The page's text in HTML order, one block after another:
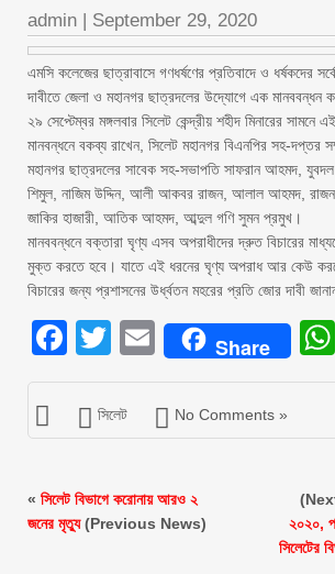
admin | September 29, 2020
এমসি কলেজের ছাত্রাবাসে গণধর্ষণের প্রতিবাদে ও ধর্ষকদের
দাবীতে জেলা ও মহানগর ছাত্রদলের উদ্যোগে এক মানববন্ধন
২৯ সেপ্টেম্বর মঙ্গলবার সিলেট কেন্দ্রীয় শহীদ মিনারের সামনে
মানবন্ধনে বকব্য রাখেন, সিলেট মহানগর বিএনপির সহ-দপ্তর
মহানগর ছাত্রদলের সাবেক সহ-সভাপতি সাফরান আহমদ, যুবদল
শিমুল, নাজিম উদ্দিন, আলী আকবর রাজন, আলাল আহমদ,
জাকির হাজারী, আতিক আহমদ, আব্দুল গণি সুমন প্রমুখ।
মানববন্ধনে বক্তারা ঘৃণ্য এসব অপরাধীদের দ্রুত বিচারের
মুক্ত করতে হবে। যাতে এই ধরনের ঘৃণ্য অপরাধ আর কেউ
বিচারের জন্য প্রশাসনের উর্ধ্বতন মহরের প্রতি জোর দাবী
Facebook
Twitter
EmailShare
সিলেট No Comments »
« সিলেট বিভাগে করোনায় আরও ২
জনের মৃত্যু(Previous News)
২০২০,
সিলেটের